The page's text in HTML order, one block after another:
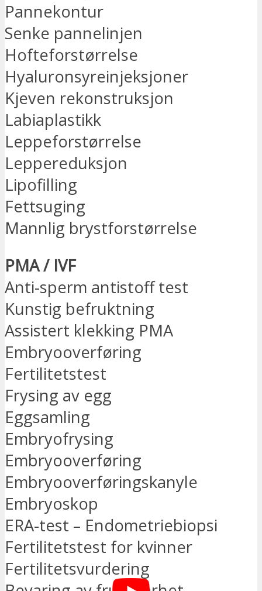
Pannekontur
Senke pannelinjen
Hofteforstørrelse
Hyaluronsyreinjeksjoner
Kjeven rekonstruksjon
Labiaplastikk
Leppeforstørrelse
Leppereduksjon
Lipofilling
Fettsuging
Mannlig brystforstørrelse
PMA / IVF
Anti-sperm antistoff test
Kunstig befruktning
Assistert klekking PMA
Embryooverføring
Fertilitetstest
Frysing av egg
Eggsamling
Embryofrysing
Embryooverføring
Embryooverføringskanyle
Embryoskop
ERA-test – Endometriebiopsi
Fertilitetstest for kvinner
Fertilitetsvurdering